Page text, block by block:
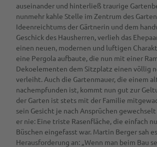
auseinander und hinterließ traurige
nunmehr kahle Stelle im Zentrum des
Ideenreichtums der Gärtnerin und dem
Geschick des Hausherren, verlieh das
einen neuen, modernen und luftigen
eine Pergola aufbaute, die nun mit einer
Dekoelementen dem Sitzplatz einen völlig
verleiht. Auch die Gartenmauer, die einem
nachempfunden ist, kommt nun gut zur
der Garten ist stets mit der Familie
sein Gesicht je nach Ansprüchen
er nie: Eine triste Rasenfläche, die einfach
Büschen eingefasst war. Martin Berger sah
Herausforderung an: „Wenn man beim Bau